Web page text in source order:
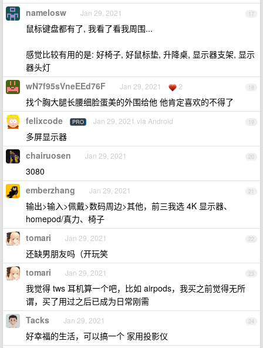
17
namelosw Jan 29, 2021
鼠标键盘都有了, 我看了看我周围...
感觉比较有用的是: 好椅子, 好鼠标垫, 升降桌, 显示器支架, 显示
器头灯
18
wN7f95sVneEEd76F Jan 29, 2021 2
找个胸大腿长腰细脸蛋美的外围给他 他肯定喜欢的不得了
19
felixcode PRO Jan 29, 2021 via Android
多屏显示器
20
chairuosen Jan 29, 2021
3080
21
emberzhang Jan 29, 2021
输出>输入>佩戴>数码周边>其他，前三我选 4K 显示器、
homepod/真力、椅子
22
tomari Jan 29, 2021
还缺男朋友吗（开玩笑
23
tomari Jan 29, 2021
我觉得 tws 耳机算一个吧，比如 airpods，我买之前觉得无所
谓，买了用过之后已成为日常刚需
24
Tacks Jan 29, 2021
好幸福的生活，可以搞一个 家用投影仪